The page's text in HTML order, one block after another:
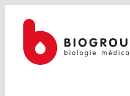
contenu